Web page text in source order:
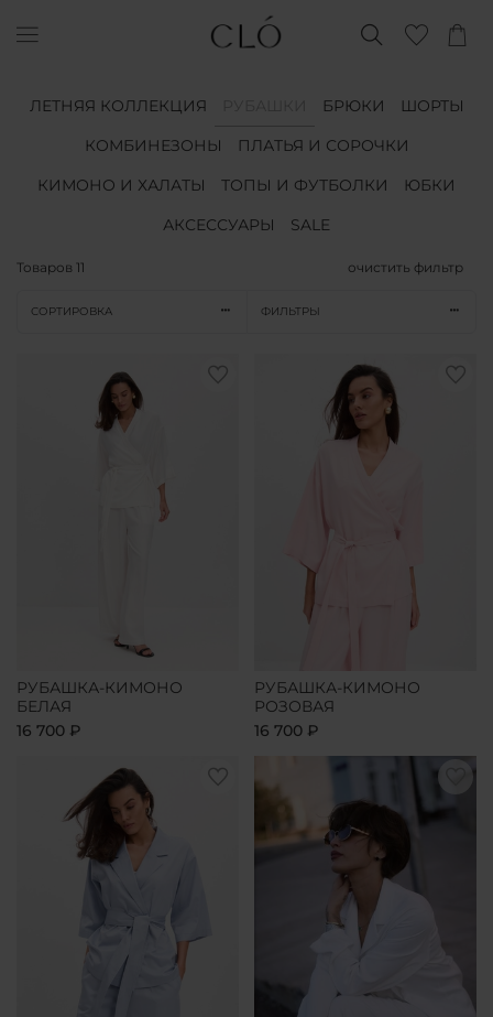
ЛЕТНЯЯ КОЛЛЕКЦИЯ БРЮКИ
ШОРТЫ
КОМБИНЕЗОНЫ
ПЛАТЬЯ И СОРОЧКИ
КИМОНО И ХАЛАТЫ
ТОПЫ И ФУТБОЛКИ
ЮБКИ
АКСЕССУАРЫ
SALE
Товаров 11 очистить фильтр
СОРТИРОВКА ФИЛЬТРЫ
РУБАШКА-КИМОНО
БЕЛАЯ
16 700 ₽
РУБАШКА-КИМОНО
РОЗОВАЯ
16 700 ₽